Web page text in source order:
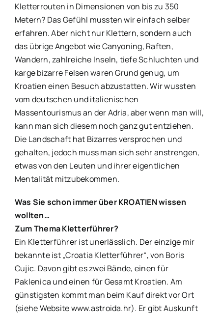
Kletterrouten in Dimensionen von bis zu 350
Metern? Das Gefühl mussten wir einfach selber
erfahren. Aber nicht nur Klettern, sondern auch
das übrige Angebot wie Canyoning, Raften,
Wandern, zahlreiche Inseln, tiefe Schluchten und
karge bizarre Felsen waren Grund genug, um
Kroatien einen Besuch abzustatten. Wir wussten
vom deutschen und italienischen
Massentourismus an der Adria, aber wenn man will,
kann man sich diesem noch ganz gut entziehen.
Die Landschaft hat Bizarres versprochen und
gehalten, jedoch muss man sich sehr anstrengen,
etwas von den Leuten und ihrer eigentlichen
Mentalität mitzubekommen.
Was Sie schon immer über KROATIEN wissen
wollten…
Zum Thema Kletterführer?
Ein Kletterführer ist unerlässlich. Der einzige mir
bekannte ist „Croatia Kletterführer“, von Boris
Cujic. Davon gibt es zwei Bände, einen für
Paklenica und einen für Gesamt Kroatien. Am
günstigsten kommt man beim Kauf direkt vor Ort
(siehe Website www.astroida.hr). Er gibt Auskunft